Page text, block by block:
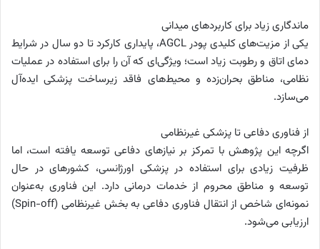
ماندگاری زیاد برای کاربردهای میدانی
یکی از مزیت‌های کلیدی پودر AGCL، پایداری کارکرد تا دو سال در شرایط
دمای اتاق و رطوبت زیاد است؛ ویژگی‌ای که آن را برای استفاده در عملیات
نظامی، مناطق بحران‌زده و محیط‌های فاقد زیرساخت پزشکی ایده‌آل
می‌سازد.
از فناوری دفاعی تا پزشکی غیرنظامی
اگرچه این پژوهش با تمرکز بر نیازهای دفاعی توسعه یافته است، اما
ظرفیت زیادی برای استفاده در پزشکی اورژانسی، کشورهای در حال
توسعه و مناطق محروم از خدمات درمانی دارد. این فناوری به‌عنوان
نمونه‌ای شاخص از انتقال فناوری دفاعی به بخش غیرنظامی (Spin-off)
ارزیابی می‌شود.